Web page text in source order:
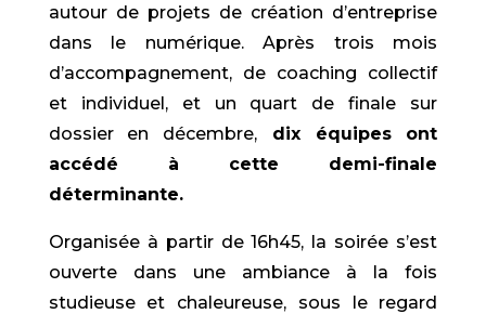
autour de projets de création d’entreprise
dans le numérique. Après trois mois
d’accompagnement, de coaching collectif
et individuel, et un quart de finale sur
dossier en décembre, dix équipes ont
accédé à cette demi-finale
déterminante.
Organisée à partir de 16h45, la soirée s’est
ouverte dans une ambiance à la fois
studieuse et chaleureuse, sous le regard